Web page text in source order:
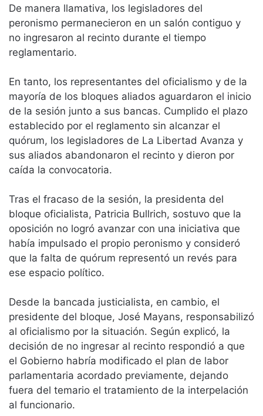
De manera llamativa, los legisladores del
peronismo permanecieron en un salón contiguo y
no ingresaron al recinto durante el tiempo
reglamentario.
En tanto, los representantes del oficialismo y de la
mayoría de los bloques aliados aguardaron el inicio
de la sesión junto a sus bancas. Cumplido el plazo
establecido por el reglamento sin alcanzar el
quórum, los legisladores de La Libertad Avanza y
sus aliados abandonaron el recinto y dieron por
caída la convocatoria.
Tras el fracaso de la sesión, la presidenta del
bloque oficialista, Patricia Bullrich, sostuvo que la
oposición no logró avanzar con una iniciativa que
había impulsado el propio peronismo y consideró
que la falta de quórum representó un revés para
ese espacio político.
Desde la bancada justicialista, en cambio, el
presidente del bloque, José Mayans, responsabilizó
al oficialismo por la situación. Según explicó, la
decisión de no ingresar al recinto respondió a que
el Gobierno habría modificado el plan de labor
parlamentaria acordado previamente, dejando
fuera del temario el tratamiento de la interpelación
al funcionario.